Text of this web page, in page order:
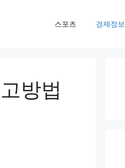
스포츠 경제정보
방법